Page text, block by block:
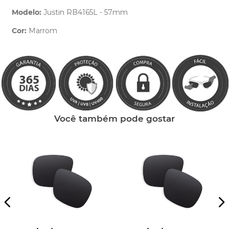
Modelo: Justin RB4165L - 57mm
Cor: Marrom
Você também pode gostar